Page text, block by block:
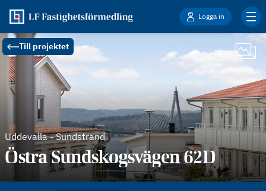
Logga in
Till projektet
Uddevalla-Sundstrand
Östra Sundskogsvägen 62D